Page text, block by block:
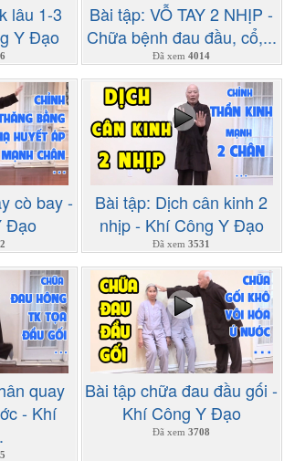
lâu 1-3
Y Đạo
Bài tập: VỖ TAY 2 NHỊP -
Chữa bệnh đau đầu, cổ,...
Đã xem4014
cò bay -
Đạo
Bài tập: Dịch cân kinh 2
nhịp - Khí Công Y Đạo
Đã xem3531
quay
- Khí
Bài tập chữa đau đầu gối -
Khí Công Y Đạo
Đã xem3708